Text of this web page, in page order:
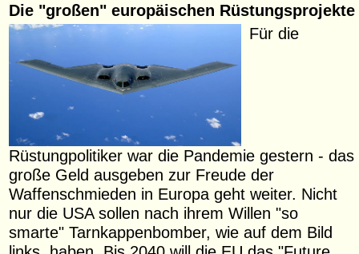
Die "großen" europäischen Rüstungsprojekte
Für die
Rüstungpolitiker war die Pandemie gestern - das
große Geld ausgeben zur Freude der
Waffenschmieden in Europa geht weiter. Nicht
nur die USA sollen nach ihrem Willen "so
smarte" Tarnkappenbomber, wie auf dem Bild